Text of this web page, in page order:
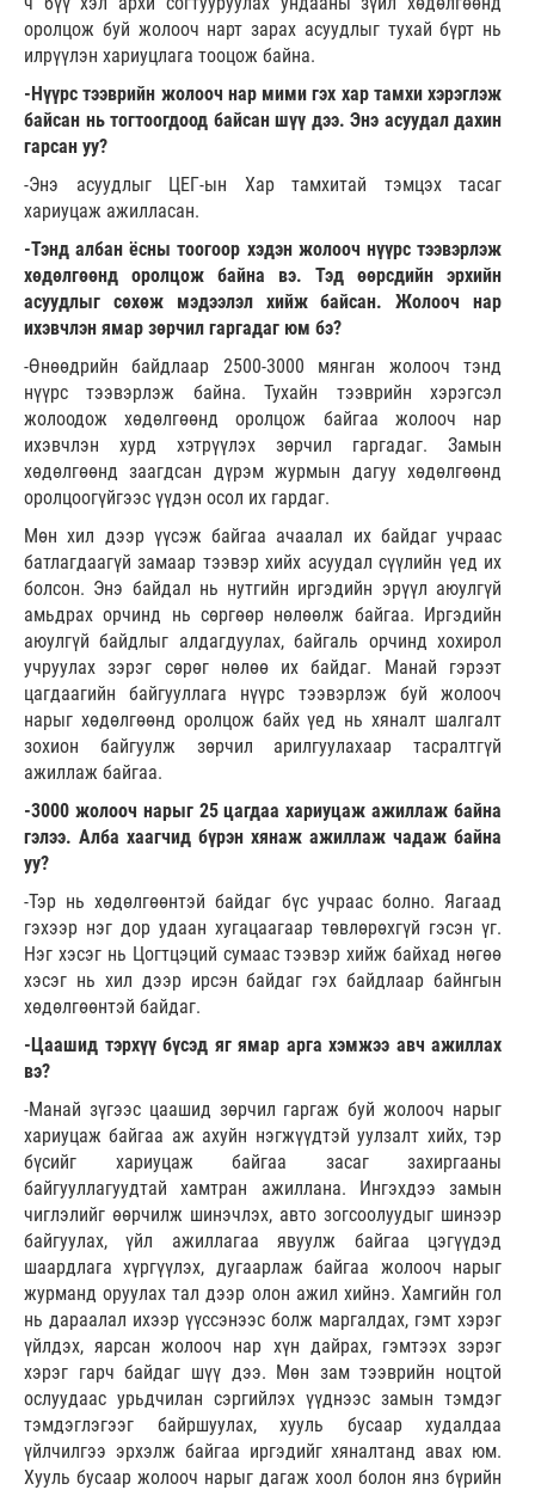
оролцож буй жолооч нарт зарах асуудлыг тухай бүрт нь
илрүүлэн хариуцлага тооцож байна.
-Нүүрс тээврийн жолооч нар мими гэх хар тамхи хэрэглэж
байсан нь тогтоогдоод байсан шүү дээ. Энэ асуудал дахин
гарсан уу?
-Энэ асуудлыг ЦЕГ-ын Хар тамхитай тэмцэх тасаг
хариуцаж ажилласан.
-Тэнд албан ёсны тоогоор хэдэн жолооч нүүрс тээвэрлэж
хөдөлгөөнд оролцож байна вэ. Тэд өөрсдийн эрхийн
асуудлыг сөхөж мэдээлэл хийж байсан. Жолооч нар
ихэвчлэн ямар зөрчил гаргадаг юм бэ?
-Өнөөдрийн байдлаар 2500-3000 мянган жолооч тэнд
нүүрс тээвэрлэж байна. Тухайн тээврийн хэрэгсэл
жолоодож хөдөлгөөнд оролцож байгаа жолооч нар
ихэвчлэн хурд хэтрүүлэх зөрчил гаргадаг. Замын
хөдөлгөөнд заагдсан дүрэм журмын дагуу хөдөлгөөнд
оролцоогүйгээс үүдэн осол их гардаг.
Мөн хил дээр үүсэж байгаа ачаалал их байдаг учраас
батлагдаагүй замаар тээвэр хийх асуудал сүүлийн үед их
болсон. Энэ байдал нь нутгийн иргэдийн эрүүл аюулгүй
амьдрах орчинд нь сөргөөр нөлөөлж байгаа. Иргэдийн
аюулгүй байдлыг алдагдуулах, байгаль орчинд хохирол
учруулах зэрэг сөрөг нөлөө их байдаг. Манай гэрээт
цагдаагийн байгууллага нүүрс тээвэрлэж буй жолооч
нарыг хөдөлгөөнд оролцож байх үед нь хяналт шалгалт
зохион байгуулж зөрчил арилгуулахаар тасралтгүй
ажиллаж байгаа.
-3000 жолооч нарыг 25 цагдаа хариуцаж ажиллаж байна
гэлээ. Алба хаагчид бүрэн хянаж ажиллаж чадаж байна
уу?
-Тэр нь хөдөлгөөнтэй байдаг бүс учраас болно. Яагаад
гэхээр нэг дор удаан хугацаагаар төвлөрөхгүй гэсэн үг.
Нэг хэсэг нь Цогтцэций сумаас тээвэр хийж байхад нөгөө
хэсэг нь хил дээр ирсэн байдаг гэх байдлаар байнгын
хөдөлгөөнтэй байдаг.
-Цаашид тэрхүү бүсэд яг ямар арга хэмжээ авч ажиллах
вэ?
-Манай зүгээс цаашид зөрчил гаргаж буй жолооч нарыг
хариуцаж байгаа аж ахуйн нэгжүүдтэй уулзалт хийх, тэр
бүсийг хариуцаж байгаа засаг захиргааны
байгууллагуудтай хамтран ажиллана. Ингэхдээ замын
чиглэлийг өөрчилж шинэчлэх, авто зогсоолуудыг шинээр
байгуулах, үйл ажиллагаа явуулж байгаа цэгүүдэд
шаардлага хүргүүлэх, дугаарлаж байгаа жолооч нарыг
журманд оруулах тал дээр олон ажил хийнэ. Хамгийн гол
нь дараалал ихээр үүссэнээс болж маргалдах, гэмт хэрэг
үйлдэх, яарсан жолооч нар хүн дайрах, гэмтээх зэрэг
хэрэг гарч байдаг шүү дээ. Мөн зам тээврийн ноцтой
ослуудаас урьдчилан сэргийлэх үүднээс замын тэмдэг
тэмдэглэгээг байршуулах, хууль бусаар худалдаа
үйлчилгээ эрхэлж байгаа иргэдийг хяналтанд авах юм.
Хууль бусаар жолооч нарыг дагаж хоол болон янз бүрийн